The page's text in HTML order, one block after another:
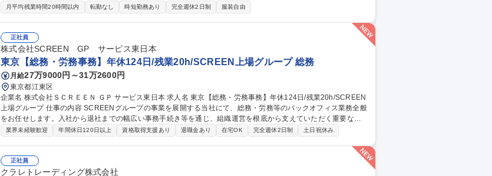
るために 欠かせない品質管理・現場サポートスタッフです。工事がスムーズに進むよう現場を支え、施工品質を
■職人への是正依頼■是正工事の日程調整■工事申請書類の作成・提出 ■近隣へのご挨拶■キーボックスの回収など
★外回りが中心/社用車で現場を巡回します。iPad支給で現場でも書類作成や写真管理が可能です。 募集職種 【年
収450万～550万/リノベーション品質管理スタッフ】完工検査/職人手配など
月平均残業時間20時間以内 転勤なし 時短勤務あり 完全週休2日制 服装自由
正社員
株式会社SCREEN GP サービス東日本
東京【総務・労務事務】年休124日/残業20h/SCREEN上場グループ 総務
月給27万9000円～31万2600円
東京都江東区
企業名 株式会社ＳＣＲＥＥＮ ＧＰ サービス東日本 求人名 東京【総務・労務事務】年休124日/残業20h/SCREEN
上場グループ 仕事の内容 SCREENグループの事業を展開する当社にて、総務・労務等のバックオフィス業務全般
をお任せします。入社から退社までの幅広い事務手続き等を通じ、組織運営を根底から支えていただく重要なポ
ジションです。 総務課に配属となり、これまでのご経験を活かして以下の総務・人事労務業務を幅広くご担当い
の各種社会保険事務手続き業務 ■退職金に関する一連の手続き業務、および法定調書の作成・提出業務 ■その他、
庶務を含む総務事務全般（備品管理や社内環境整備等） 【業務内容の変更の範囲】当社の指定する業務 募集職種
東京【総務・労務事務】年休124日/残業20h/SCREEN上場グループ
業界未経験歓迎 年間休日120日以上 資格取得支援あり 退職金あり 在宅OK 完全週休2日制 土日祝休み
正社員
クラレトレーディング株式会社